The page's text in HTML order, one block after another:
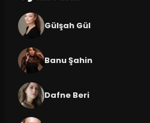
Gülşah Gül
Banu Şahin
Dafne Beri